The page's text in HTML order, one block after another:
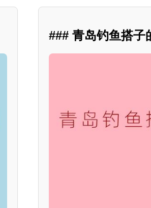
### 青岛钓鱼搭子